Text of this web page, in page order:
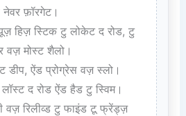
नेवर फ़ॉरगेट।
हिज़ स्टिक टु लोकेट द रोड, टु
वज़ मोस्ट शैलो।
डीप, ऐंड प्रोग्रेस वज़ स्लो।
द रोड ऐंड हैड टु स्विम।
वज़ रिलीव्ड टु फाइंड टू फ्रेंड्ज़